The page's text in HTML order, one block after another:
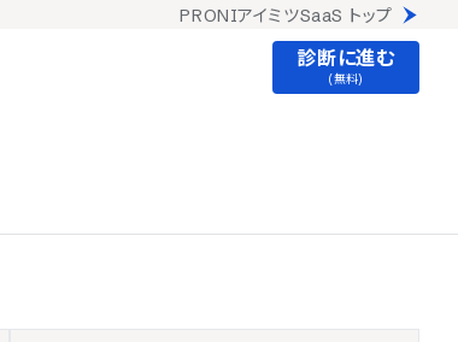
PRONIアイミツSaaS トップ
診断に進む
(無料)